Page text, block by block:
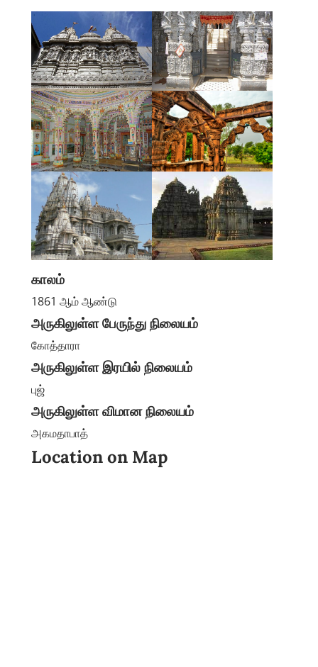
காலம்
1861 ஆம் ஆண்டு
அருகிலுள்ள பேருந்து நிலையம்
கோத்தாரா
அருகிலுள்ள இரயில் நிலையம்
புஜ்
அருகிலுள்ள விமான நிலையம்
அகமதாபாத்
Location on Map